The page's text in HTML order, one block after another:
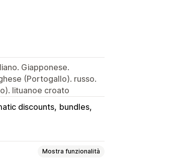
Giapponese.
(Portogallo). russo.
lituanoe croato
discounts bundles
Mostra funzionalità